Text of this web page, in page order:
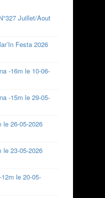
Juillet/Aout
Festa 2026
-16m le 10-06-
-15m le 29-05-
le 26-05-2026
le 23-05-2026
le 20-05-